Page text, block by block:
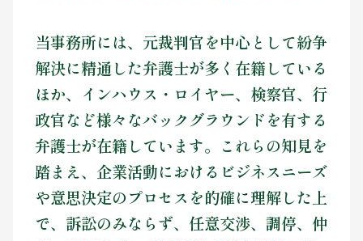
当事務所には、元裁判官を中心として紛争
解決に精通した弁護士が多く在籍している
ほか、インハウス・ロイヤー、検察官、行
政官など様々なバックグラウンドを有する
弁護士が在籍しています。これらの知見を
踏まえ、企業活動におけるビジネスニーズ
や意思決定のプロセスを的確に理解した上
で、訴訟のみならず、任意交渉、調停、仲